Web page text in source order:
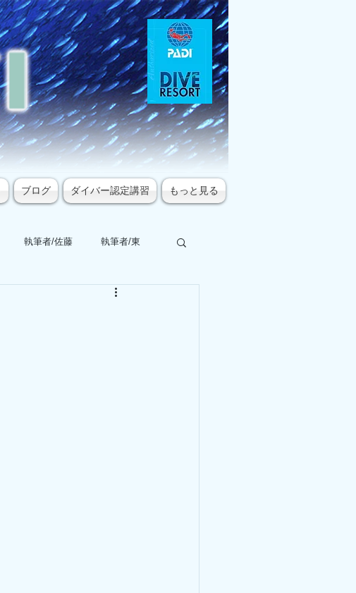
ブログ ダイバー認定講習 もっと見る
執筆者/佐藤 執筆者/東